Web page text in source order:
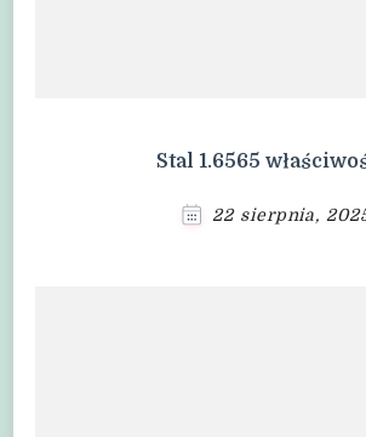
Stal 1.6565
22 sierpnia,